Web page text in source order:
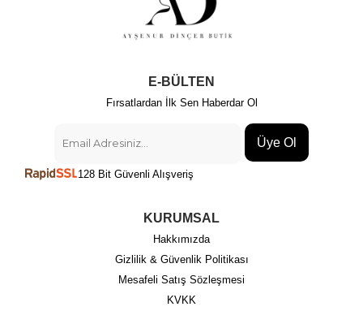
E-BÜLTEN
Fırsatlardan İlk Sen Haberdar Ol
Üye Ol
128 Bit Güvenli Alışveriş
KURUMSAL
Hakkımızda
Gizlilik & Güvenlik Politikası
Mesafeli Satış Sözleşmesi
KVKK